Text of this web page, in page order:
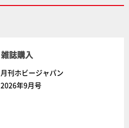
雑誌購入
月刊ホビージャパン
2026年9月号